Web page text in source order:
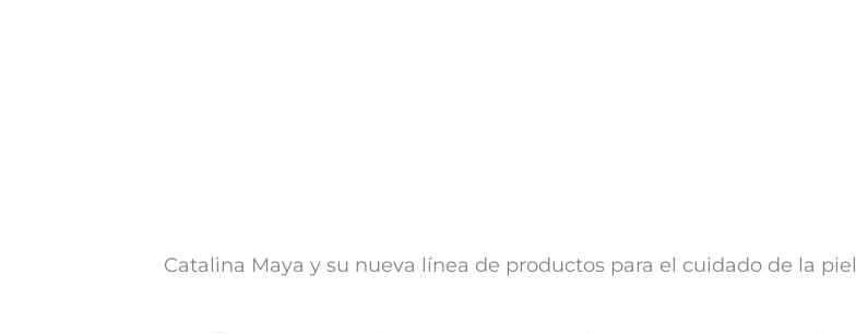
Catalina Maya y su nueva línea de productos para el cuidado de la piel